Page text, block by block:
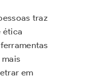
traz
ética
em